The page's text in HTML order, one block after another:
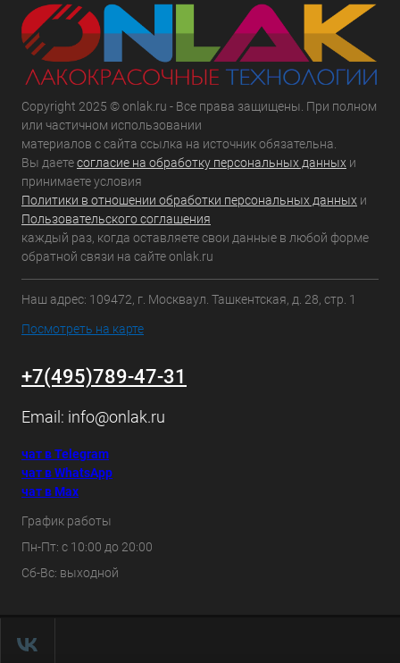
Copyright 2025 © onlak.ru - Все права защищены. При полном
или частичном использовании
материалов с сайта ссылка на источник обязательна.
Вы даетесогласие на обработку персональных данных и
принимаете условия
Политики в отношении обработки персональных данных и
Пользовательского соглашения
каждый раз, когда оставляете свои данные в любой форме
обратной связи на сайте onlak.ru
Наш адрес: 109472, г. Москваул. Ташкентская, д. 28, стр. 1
Посмотреть на карте
+7(495)789-47-31
Email: info@onlak.ru
чат в Telegram
чат в WhatsApp
чат в Max
График работы
Пн-Пт: с 10:00 до 20:00
Сб-Вс: выходной